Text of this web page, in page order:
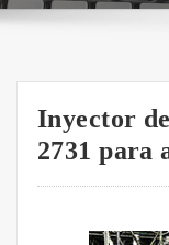
Inyector
2731 para